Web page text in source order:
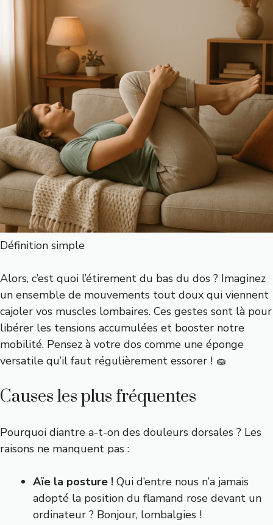
Définition simple
Alors, c’est quoi l’étirement du bas du dos ? Imaginez
un ensemble de mouvements tout doux qui viennent
cajoler vos muscles lombaires. Ces gestes sont là pour
libérer les tensions accumulées et booster notre
mobilité. Pensez à votre dos comme une éponge
versatile qu’il faut régulièrement essorer ! 🧽
Causes les plus fréquentes
Pourquoi diantre a-t-on des douleurs dorsales ? Les
raisons ne manquent pas :
Aïe la posture ! Qui d’entre nous n’a jamais
adopté la position du flamand rose devant un
ordinateur ? Bonjour, lombalgies !